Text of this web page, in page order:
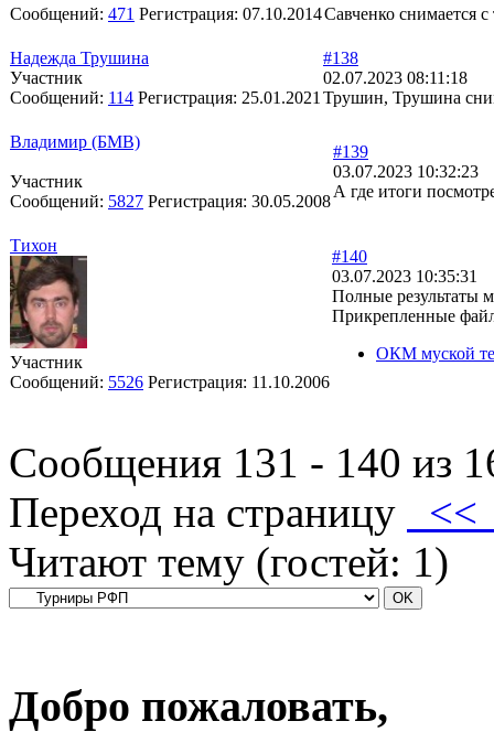
Сообщений: 471 Регистрация: 07.10.2014Савченко снимается с
Надежда Трушина
Участник
Сообщений: 114 Регистрация: 25.01.2021
#138
02.07.2023 08:11:18
Трушин, Трушина
Владимир (БМВ)
Участник
Сообщений: 5827 Регистрация: 30.05.2008
#139
03.07.2023 10:32:23
А где итоги
Тихон
Участник
Сообщений: 5526 Регистрация: 11.10.2006
#140
03.07.2023 10:35:31
Полные результаты
Прикрепленные
ОКМ муской
Сообщения 131 - 140 из
Переход на страницу
Читают тему (гостей: 1)
Добро пожаловать,